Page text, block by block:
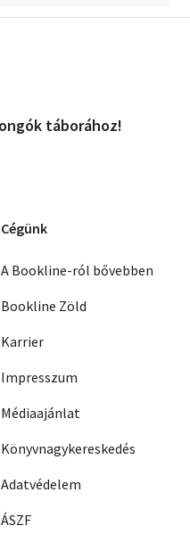
táborához!
Cégünk
A Bookline-ról bővebben
Bookline Zöld
Karrier
Impresszum
Médiaajánlat
Könyvnagykereskedés
Adatvédelem
ÁSZF